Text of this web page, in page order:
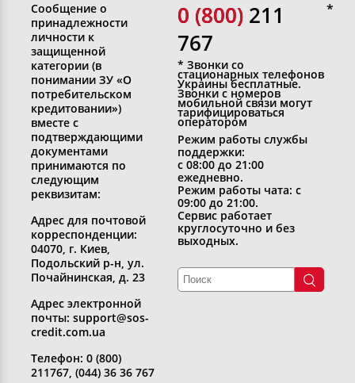
Сообщение о
принадлежности
личности к
защищенной
категории (в
понимании ЗУ «О
потребительском
кредитовании»)
вместе с
подтверждающими
документами
принимаются по
следующим
реквизитам:
Адрес для почтовой
корреспонденции:
04070, г. Киев,
Подольский р-н, ул.
Почайнинская, д. 23
Адрес электронной
почты: support@sos-
credit.com.ua
Телефон: 0 (800)
211767, (044) 36 36 767
0 (800)
0 (800) 211
767
* Звонки со
стационарных телефонов
Украины бесплатные.
Звонки с номеров
мобильной связи могут
тарифицироваться
оператором
Режим работы службы
поддержки:
с 08:00 до 21:00
ежедневно.
Режим работы чата: с
09:00 до 21:00.
Сервис работает
круглосуточно и без
выходных.